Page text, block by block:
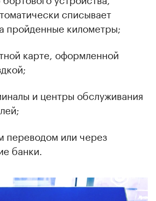
списывает
пройденные километры;
карте, оформленной
и центры обслуживания
переводом или через
банки.